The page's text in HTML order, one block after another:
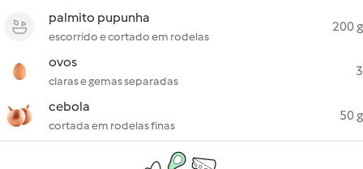
palmito pupunha
escorrido e cortado em rodelas
200 g
ovos
claras e gemas separadas
3
cebola
cortada em rodelas finas
50 g